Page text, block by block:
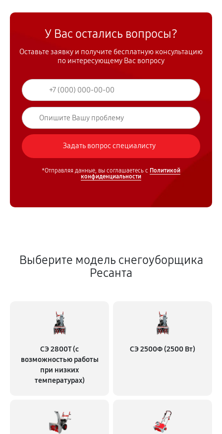
У Вас остались вопросы?
Оставьте заявку и получите бесплатную консультацию
по интересующему Вас вопросу
*Отправляя данные, вы соглашаетесь с Политикой
конфиденциальности
Выберите модель снегоуборщика
Ресанта
СЭ 2800Т (с
возможностью работы
при низких
температурах)
СЭ 2500Ф (2500 Вт)